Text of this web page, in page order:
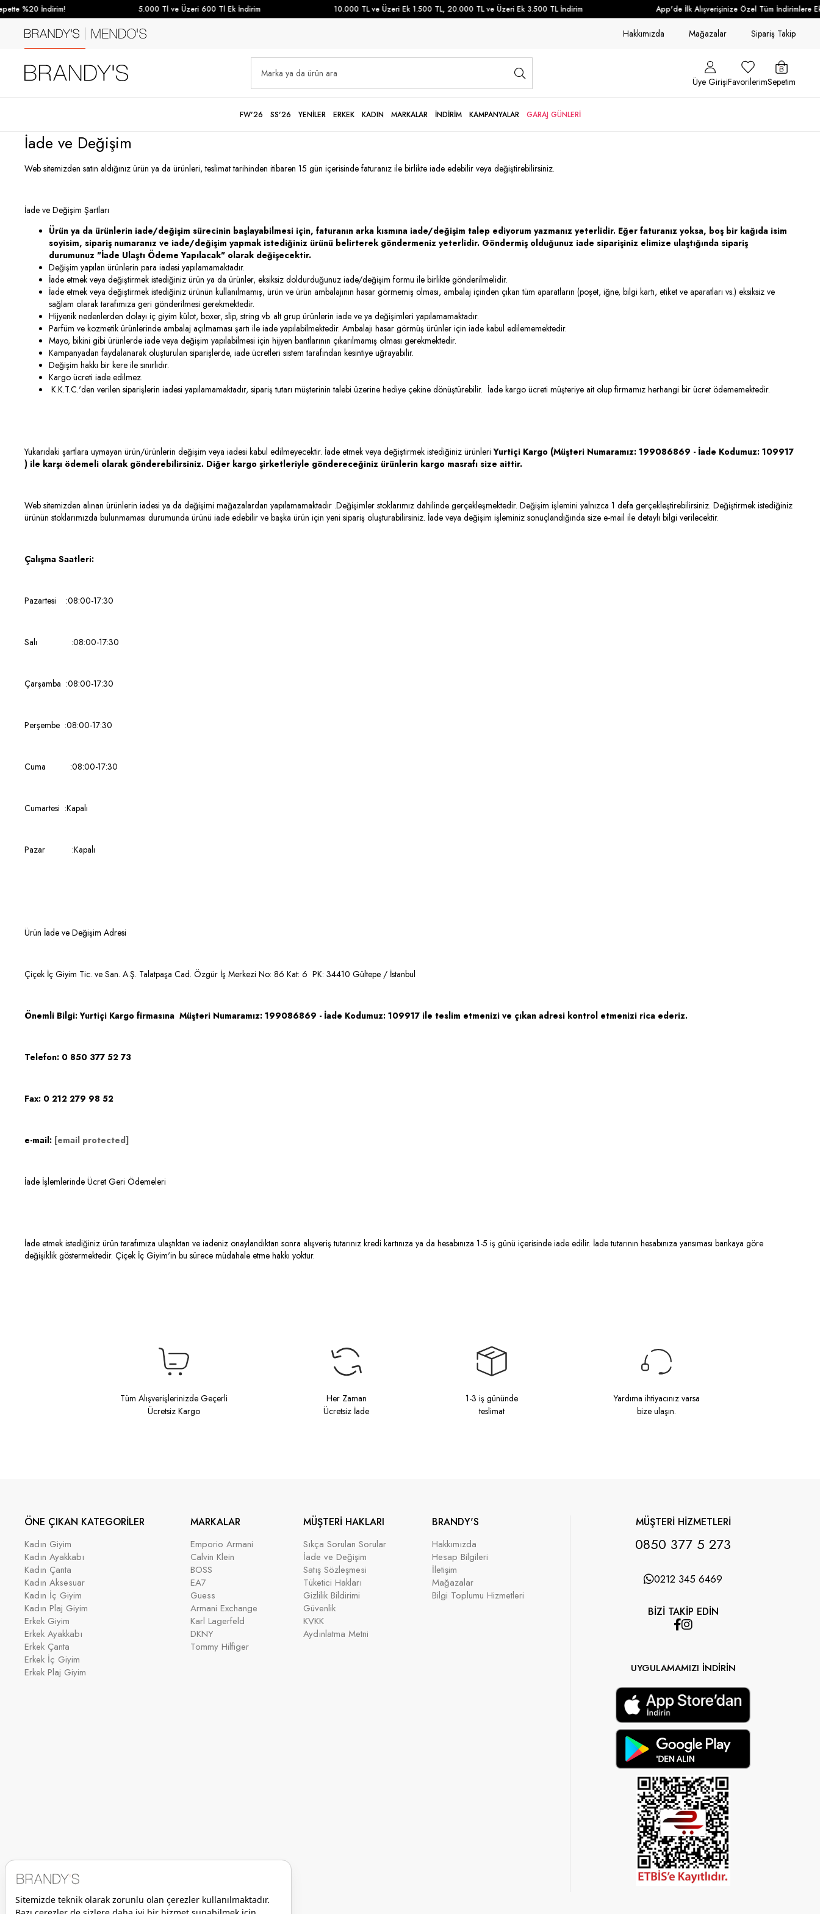
%20 İndirim! 5.000 Tl ve Üzeri 600 Tl Ek İndirim 10.000 TL ve Üzeri Ek 1.500 TL, 20.000 TL ve Üzeri Ek 3.500 TL İndirim App'de İlk Alışverişinize Özel Tüm İndirimlere Ek
Hakkımızda Mağazalar Sipariş Takip
Üye GirişiFavorilerimSepetim
FW'26 SS'26 YENİLER ERKEK KADIN MARKALAR İNDİRİM KAMPANYALAR GARAJ GÜNLERİ
İade ve Değişim
Web sitemizden satın aldığınız ürün ya da ürünleri, teslimat tarihinden itibaren 15 gün içerisinde faturanız ile birlikte iade edebilir veya değiştirebilirsiniz.
İade ve Değişim Şartları
Ürün ya da ürünlerin iade/değişim sürecinin başlayabilmesi için, faturanın arka kısmına iade/değişim talep ediyorum yazmanız yeterlidir. Eğer faturanız yoksa, boş bir kağıda isim
soyisim, sipariş numaranız ve iade/değişim yapmak istediğiniz ürünü belirterek göndermeniz yeterlidir. Göndermiş olduğunuz iade siparişiniz elimize ulaştığında sipariş
durumunuz "İade Ulaştı Ödeme Yapılacak" olarak değişecektir.
Değişim yapılan ürünlerin para iadesi yapılamamaktadır.
İade etmek veya değiştirmek istediğiniz ürün ya da ürünler, eksiksiz doldurduğunuz iade/değişim formu ile birlikte gönderilmelidir.
İade etmek veya değiştirmek istediğiniz ürünün kullanılmamış, ürün ve ürün ambalajının hasar görmemiş olması, ambalaj içinden çıkan tüm aparatların (poşet, iğne, bilgi kartı, etiket ve aparatları vs.) eksiksiz ve
sağlam olarak tarafımıza geri gönderilmesi gerekmektedir.
Hijyenik nedenlerden dolayı iç giyim külot, boxer, slip, string vb. alt grup ürünlerin iade ve ya değişimleri yapılamamaktadır.
Parfüm ve kozmetik ürünlerinde ambalaj açılmaması şartı ile iade yapılabilmektedir. Ambalajı hasar görmüş ürünler için iade kabul edilememektedir.
Mayo, bikini gibi ürünlerde iade veya değişim yapılabilmesi için hijyen bantlarının çıkarılmamış olması gerekmektedir.
Kampanyadan faydalanarak oluşturulan siparişlerde, iade ücretleri sistem tarafından kesintiye uğrayabilir.
Değişim hakkı bir kere ile sınırlıdır.
Kargo ücreti iade edilmez.
K.K.T.C.'den verilen siparişlerin iadesi yapılamamaktadır, sipariş tutarı müşterinin talebi üzerine hediye çekine dönüştürebilir. İade kargo ücreti müşteriye ait olup firmamız herhangi bir ücret ödememektedir.
Yukarıdaki şartlara uymayan ürün/ürünlerin değişim veya iadesi kabul edilmeyecektir. İade etmek veya değiştirmek istediğiniz ürünleriYurtiçi Kargo (Müşteri Numaramız: 199086869 - İade Kodumuz: 109917
) ile karşı ödemeli olarak gönderebilirsiniz. Diğer kargo şirketleriyle göndereceğiniz ürünlerin kargo masrafı size aittir.
Web sitemizden alınan ürünlerin iadesi ya da değişimi mağazalardan yapılamamaktadır .Değişimler stoklarımız dahilinde gerçekleşmektedir. Değişim işlemini yalnızca 1 defa gerçekleştirebilirsiniz. Değiştirmek istediğiniz
ürünün stoklarımızda bulunmaması durumunda ürünü iade edebilir ve başka ürün için yeni sipariş oluşturabilirsiniz. İade veya değişim işleminiz sonuçlandığında size e-mail ile detaylı bilgi verilecektir.
Çalışma Saatleri:
Pazartesi :08:00-17:30
Salı :08:00-17:30
Çarşamba :08:00-17:30
Perşembe :08:00-17:30
Cuma :08:00-17:30
Cumartesi :Kapalı
Pazar :Kapalı
Ürün İade ve Değişim Adresi
Çiçek İç Giyim Tic. ve San. A.Ş. Talatpaşa Cad. Özgür İş Merkezi No: 86 Kat: 6 PK: 34410 Gültepe / İstanbul
Önemli Bilgi: Yurtiçi Kargo firmasına Müşteri Numaramız: 199086869 - İade Kodumuz: 109917 ile teslim etmenizi ve çıkan adresi kontrol etmenizi rica ederiz.
Telefon: 0 850 377 52 73
Fax: 0 212 279 98 52
e-mail: [email protected]
İade İşlemlerinde Ücret Geri Ödemeleri
İade etmek istediğiniz ürün tarafımıza ulaştıktan ve iadeniz onaylandıktan sonra alışveriş tutarınız kredi kartınıza ya da hesabınıza 1-5 iş günü içerisinde iade edilir. İade tutarının hesabınıza yansıması bankaya göre
değişiklik göstermektedir. Çiçek İç Giyim'in bu sürece müdahale etme hakkı yoktur.​
Tüm Alışverişlerinizde Geçerli
Ücretsiz Kargo
Her Zaman
Ücretsiz İade
1-3 iş gününde
teslimat
Yardıma ihtiyacınız varsa
bize ulaşın.
ÖNE ÇIKAN KATEGORİLER
Kadın Giyim
Kadın Ayakkabı
Kadın Çanta
Kadın Aksesuar
Kadın İç Giyim
Kadın Plaj Giyim
Erkek Giyim
Erkek Ayakkabı
Erkek Çanta
Erkek İç Giyim
Erkek Plaj Giyim
MARKALAR
Emporio Armani
Calvin Klein
BOSS
EA7
Guess
Armani Exchange
Karl Lagerfeld
DKNY
Tommy Hilfiger
MÜŞTERİ HAKLARI
Sıkça Sorulan Sorular
İade ve Değişim
Satış Sözleşmesi
Tüketici Hakları
Gizlilik Bildirimi
Güvenlik
KVKK
Aydınlatma Metni
BRANDY'S
Hakkımızda
Hesap Bilgileri
İletişim
Mağazalar
Bilgi Toplumu Hizmetleri
MÜŞTERİ HİZMETLERİ
0850 377 5 273
0212 345 6469
BİZİ TAKİP EDİN
UYGULAMAMIZI İNDİRİN